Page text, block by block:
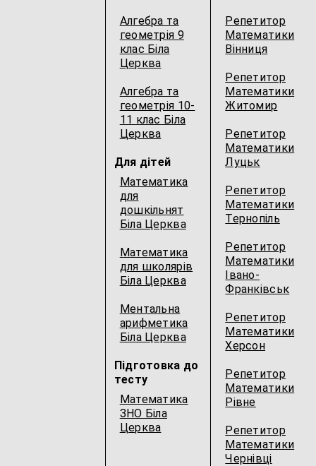
Алгебра та
геометрія 9
клас Біла
Церква
Алгебра та
геометрія 10-
11 клас Біла
Церква
Для дітей
Математика
для
дошкільнят
Біла Церква
Математика
для школярів
Біла Церква
Ментальна
арифметика
Біла Церква
Підготовка до
тесту
Математика
ЗНО Біла
Церква
Репетитор
Математики
Вінниця
Репетитор
Математики
Житомир
Репетитор
Математики
Луцьк
Репетитор
Математики
Тернопіль
Репетитор
Математики
Івано-
Франківськ
Репетитор
Математики
Херсон
Репетитор
Математики
Рівне
Репетитор
Математики
Чернівці